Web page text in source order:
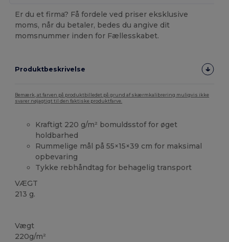
Er du et firma? Få fordele ved priser eksklusive
moms, når du betaler, bedes du angive dit
momsnummer inden for Fællesskabet.
Produktbeskrivelse
Bemærk, at farven på produktbilledet på grund af skærmkalibrering muligvis ikke
svarer nøjagtigt til den faktiske produktfarve.
Kraftigt 220 g/m² bomuldsstof for øget
holdbarhed
Rummelige mål på 55×15×39 cm for maksimal
opbevaring
Tykke rebhåndtag for behagelig transport
VÆGT
213 g.
Vægt
220g/m²